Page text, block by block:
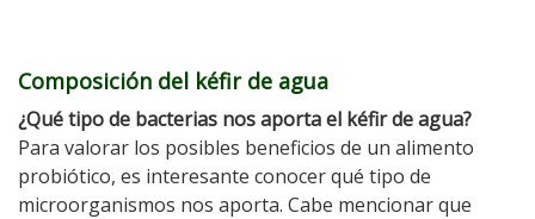
Composición del kéfir de agua
¿Qué tipo de bacterias nos aporta el kéfir de agua?
Para valorar los posibles beneficios de un alimento
probiótico, es interesante conocer qué tipo de
microorganismos nos aporta. Cabe mencionar que